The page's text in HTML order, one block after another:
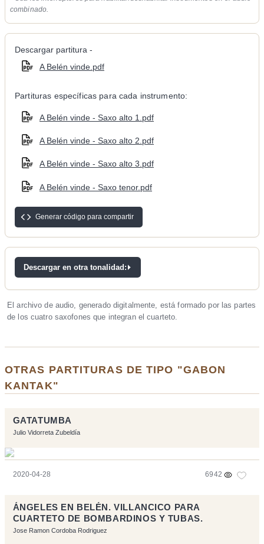
combinado.
Descargar partitura -
A Belén vinde.pdf
Partituras específicas para cada instrumento:
A Belén vinde - Saxo alto 1.pdf
A Belén vinde - Saxo alto 2.pdf
A Belén vinde - Saxo alto 3.pdf
A Belén vinde - Saxo tenor.pdf
Generar código para compartir
Descargar en otra tonalidad:
El archivo de audio, generado digitalmente, está formado por las partes
de los cuatro saxofones que integran el cuarteto.
OTRAS PARTITURAS DE TIPO "GABON
KANTAK"
GATATUMBA
Julio Vidorreta Zubeldía
2020-04-28 6942
ÁNGELES EN BELÉN. VILLANCICO PARA
CUARTETO DE BOMBARDINOS Y TUBAS.
Jose Ramon Cordoba Rodriguez